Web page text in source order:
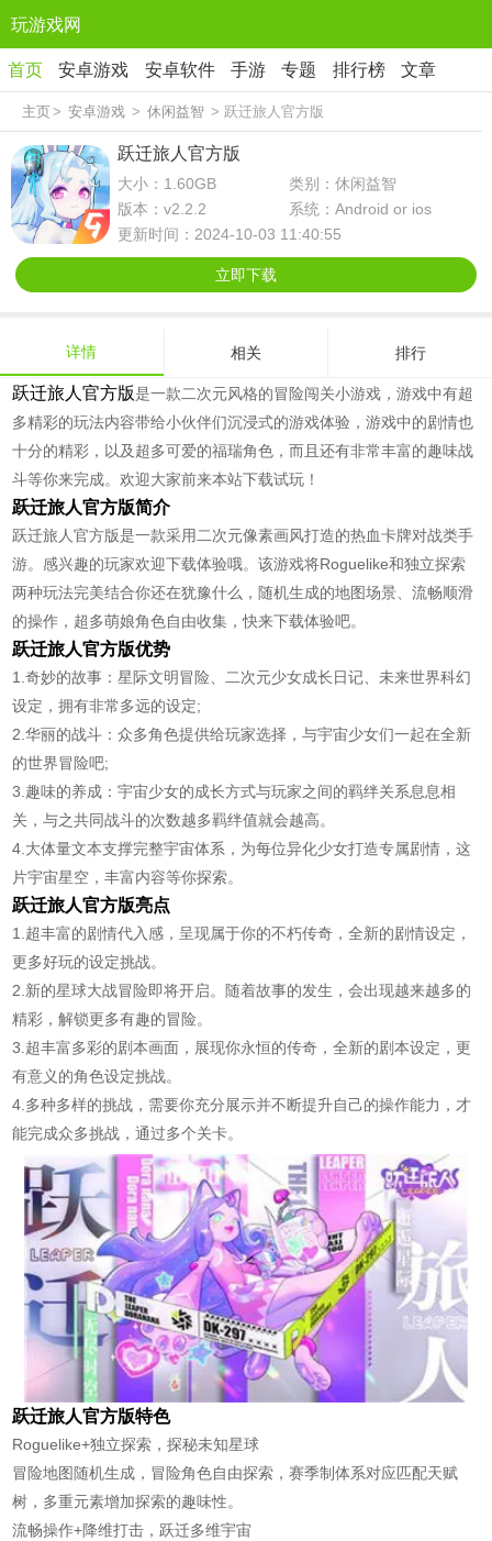
玩游戏网
首页 安卓游戏 安卓软件 手游 专题 排行榜 文章
主页> 安卓游戏 > 休闲益智 > 跃迁旅人官方版
跃迁旅人官方版
大小：1.60GB
类别：休闲益智
版本：v2.2.2
系统：Android or ios
更新时间：2024-10-03 11:40:55
立即下载
详情 相关 排行
跃迁旅人官方版是一款二次元风格的冒险闯关小游戏，游戏中有超
多精彩的玩法内容带给小伙伴们沉浸式的游戏体验，游戏中的剧情也
十分的精彩，以及超多可爱的福瑞角色，而且还有非常丰富的趣味战
斗等你来完成。欢迎大家前来本站下载试玩！
跃迁旅人官方版简介
跃迁旅人官方版是一款采用二次元像素画风打造的热血卡牌对战类手
游。感兴趣的玩家欢迎下载体验哦。该游戏将Roguelike和独立探索
两种玩法完美结合你还在犹豫什么，随机生成的地图场景、流畅顺滑
的操作，超多萌娘角色自由收集，快来下载体验吧。
跃迁旅人官方版优势
1.奇妙的故事：星际文明冒险、二次元少女成长日记、未来世界科幻
设定，拥有非常多远的设定;
2.华丽的战斗：众多角色提供给玩家选择，与宇宙少女们一起在全新
的世界冒险吧;
3.趣味的养成：宇宙少女的成长方式与玩家之间的羁绊关系息息相
关，与之共同战斗的次数越多羁绊值就会越高。
4.大体量文本支撑完整宇宙体系，为每位异化少女打造专属剧情，这
片宇宙星空，丰富内容等你探索。
跃迁旅人官方版亮点
1.超丰富的剧情代入感，呈现属于你的不朽传奇，全新的剧情设定，
更多好玩的设定挑战。
2.新的星球大战冒险即将开启。随着故事的发生，会出现越来越多的
精彩，解锁更多有趣的冒险。
3.超丰富多彩的剧本画面，展现你永恒的传奇，全新的剧本设定，更
有意义的角色设定挑战。
4.多种多样的挑战，需要你充分展示并不断提升自己的操作能力，才
能完成众多挑战，通过多个关卡。
跃迁旅人官方版特色
Roguelike+独立探索，探秘未知星球
冒险地图随机生成，冒险角色自由探索，赛季制体系对应匹配天赋
树，多重元素增加探索的趣味性。
流畅操作+降维打击，跃迁多维宇宙